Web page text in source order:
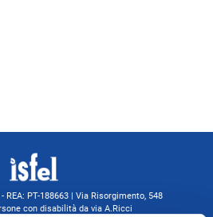
REA: PT-188663 | Via Risorgimento, 548
con disabilità da via A.Ricci